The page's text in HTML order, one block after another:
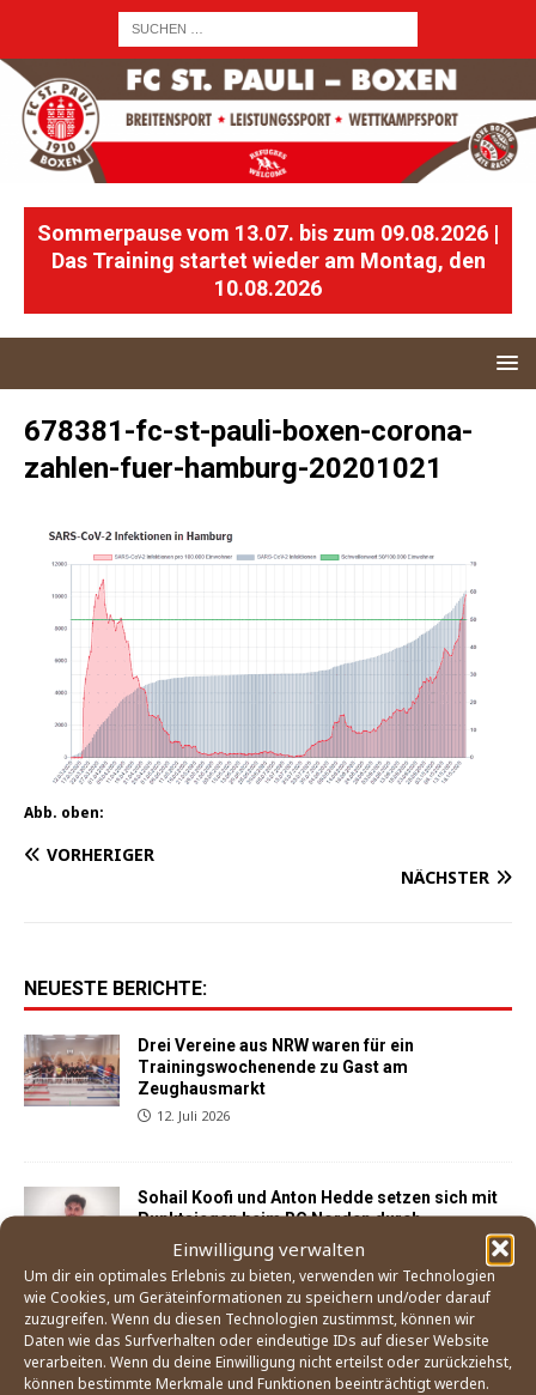
Einwilligung verwalten
Um dir ein optimales Erlebnis zu bieten, verwenden wir Technologien
wie Cookies, um Geräteinformationen zu speichern und/oder darauf
zuzugreifen. Wenn du diesen Technologien zustimmst, können wir
Daten wie das Surfverhalten oder eindeutige IDs auf dieser Website
verarbeiten. Wenn du deine Einwilligung nicht erteilst oder zurückziehst,
können bestimmte Merkmale und Funktionen beeinträchtigt werden.
Sommerpause vom 13.07. bis zum 09.08.2026 |
Das Training startet wieder am Montag, den
10.08.2026
678381-fc-st-pauli-boxen-corona-
zahlen-fuer-hamburg-20201021
Abb. oben:
VORHERIGER
NÄCHSTER
NEUESTE BERICHTE:
Drei Vereine aus NRW waren für ein
Trainingswochenende zu Gast am
Zeughausmarkt
12. Juli 2026
Sohail Koofi und Anton Hedde setzen sich mit
Punktsiegen beim BC Norden durch
3. Juni 2026
Der Weg zum Boxturnier bei den Olympischen
Spielen 2028 in Los Angeles
21. Mai 2026